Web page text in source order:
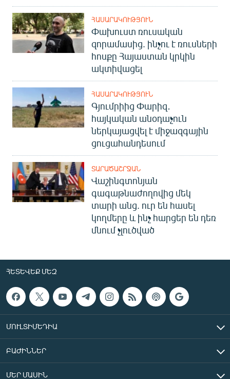
ՀԱՍԱՐԱԿՈՒԹՅՈՒՆ
Փախուստ ռուսական
զորամասից. ինչու է ռուսների
հոսքը Հայաստան կրկին
ակտիվացել
ՀԱՍԱՐԱԿՈՒԹՅՈՒՆ
Գյումրիից Փարիզ․
հայկական անօդաչուն
ներկայացվել է միջազգային
ցուցահանդեսում
ՏԱՐԱԾԱՇՐՋԱՆ
Վաշինգտոնյան
գագաթնաժողովից մեկ
տարի անց. ուր են հասել
կողմերը և ինչ հարցեր են դեռ
մնում չլուծված
ՀԵՏԵՎԵՔ ՄԵԶ
ՄՈՒԼՏԻՄԵԴԻԱ
ԲԱԺԻՆՆԵՐ
ՄԵՐ ՄԱՍԻՆ